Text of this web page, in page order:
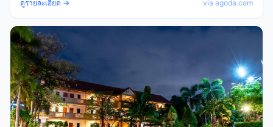
ดูรายละเอียด → via agoda.com